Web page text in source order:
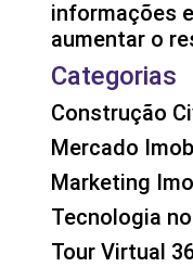
informações
aumentar o
Categorias
Construção
Mercado
Marketing
Tecnologia
Tour Virtual